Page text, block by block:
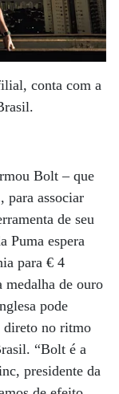
conta com a
Bolt – que
para associar
de seu
Puma espera
para € 4
medalha de ouro
pode
direto no ritmo
“Bolt é a
presidente da